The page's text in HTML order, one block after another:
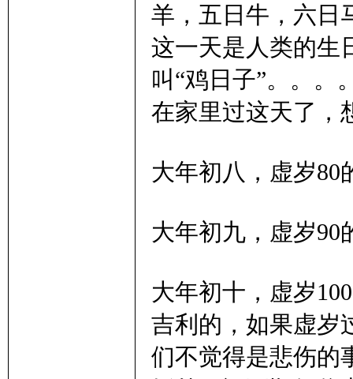
羊，五日牛，六日
这一天是人类的生
叫“鸡日子”。。。
在家里过这天了，
大年初八，虚岁80
大年初九，虚岁90
大年初十，虚岁
吉利的，如果虚岁
们不觉得是悲伤的